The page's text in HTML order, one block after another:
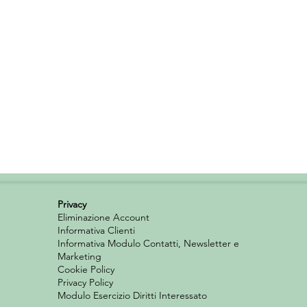
in aula. Per
Privacy
Eliminazione Account
Informativa Clienti
Informativa Modulo Contatti, Newsletter e
Marketing
Cookie Policy
Privacy Policy
Modulo Esercizio Diritti Interessato